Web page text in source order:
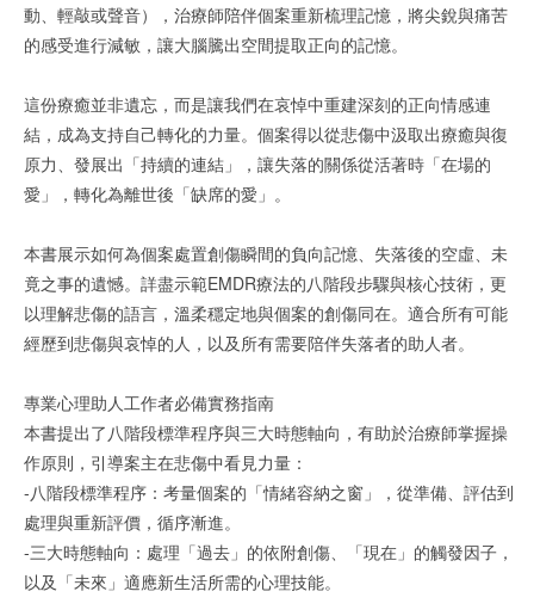
動、輕敲或聲音），治療師陪伴個案重新梳理記憶，將尖銳與痛苦
的感受進行減敏，讓大腦騰出空間提取正向的記憶。
這份療癒並非遺忘，而是讓我們在哀悼中重建深刻的正向情感連
結，成為支持自己轉化的力量。個案得以從悲傷中汲取出療癒與復
原力、發展出「持續的連結」，讓失落的關係從活著時「在場的
愛」，轉化為離世後「缺席的愛」。
本書展示如何為個案處置創傷瞬間的負向記憶、失落後的空虛、未
竟之事的遺憾。詳盡示範EMDR療法的八階段步驟與核心技術，更
以理解悲傷的語言，溫柔穩定地與個案的創傷同在。適合所有可能
經歷到悲傷與哀悼的人，以及所有需要陪伴失落者的助人者。
專業心理助人工作者必備實務指南
本書提出了八階段標準程序與三大時態軸向，有助於治療師掌握操
作原則，引導案主在悲傷中看見力量：
-八階段標準程序：考量個案的「情緒容納之窗」，從準備、評估到
處理與重新評價，循序漸進。
-三大時態軸向：處理「過去」的依附創傷、「現在」的觸發因子，
以及「未來」適應新生活所需的心理技能。